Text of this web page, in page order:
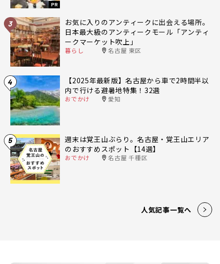
PR
3
お気に入りのアンティークに出会える場所。
日本最大級のアンティークモール「アンティ
ークマーケット吹上」
暮らし 名古屋 東区
4
【2025年最新版】名古屋から車で2時間半以
内で行ける避暑地特集！32選
おでかけ 愛知
5
週末は覚王山ぶらり。名古屋・覚王山エリア
のおすすめスポット【14選】
おでかけ 名古屋 千種区
人気記事一覧へ